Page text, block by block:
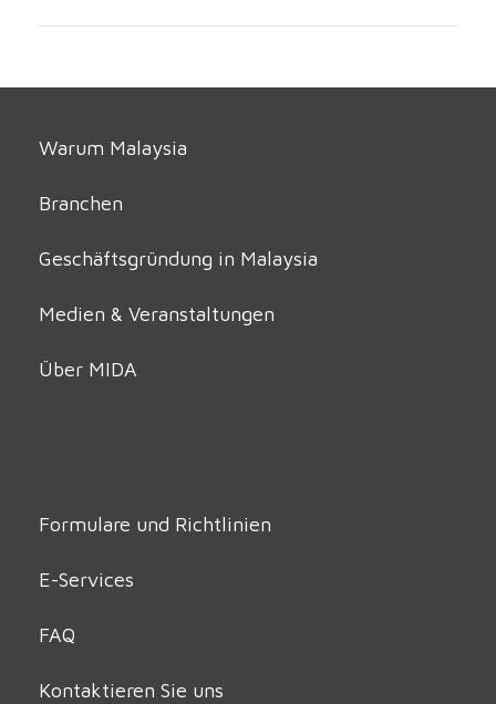
Warum Malaysia
Branchen
Geschäftsgründung in Malaysia
Medien & Veranstaltungen
Über MIDA
Formulare und Richtlinien
E-Services
FAQ
Kontaktieren Sie uns